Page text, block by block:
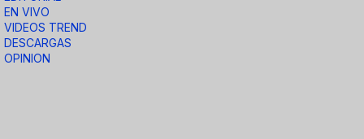
EN VIVO
VIDEOS TREND
DESCARGAS
OPINION